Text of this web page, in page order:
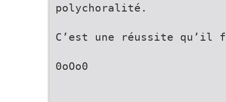
polychoralité.
C’est une réussite qu’il
0oOo0